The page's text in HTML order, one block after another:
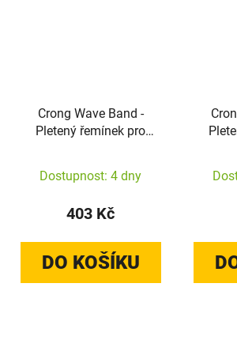
Crong Wave Band -
Pletený řemínek pro
(černý)
Dostupnost: 4 dny
403 Kč
DO KOŠÍKU